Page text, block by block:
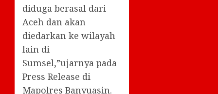
diduga berasal dari
Aceh dan akan
diedarkan ke wilayah
lain di
Sumsel,”ujarnya pada
Press Release di
Mapolres Banyuasin.